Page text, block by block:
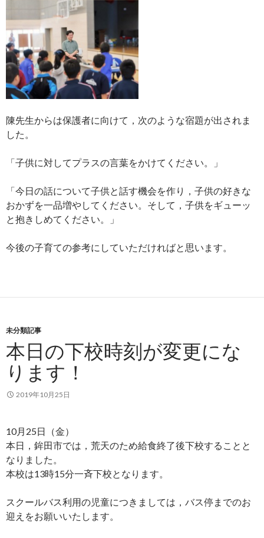
陳先生からは保護者に向けて，次のような宿題が出されま
した。
「子供に対してプラスの言葉をかけてください。」
「今日の話について子供と話す機会を作り，子供の好きな
おかずを一品増やしてください。そして，子供をギューッ
と抱きしめてください。」
今後の子育ての参考にしていただければと思います。
未分類記事
本日の下校時刻が変更にな
ります！
2019年10月25日
10月25日（金）
本日，鉾田市では，荒天のため給食終了後下校することと
なりました。
本校は13時15分一斉下校となります。
スクールバス利用の児童につきましては，バス停までのお
迎えをお願いいたします。